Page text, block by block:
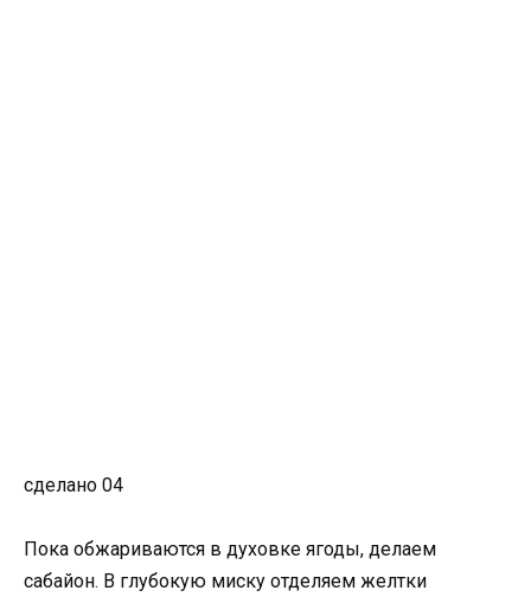
сделано 04
Пока обжариваются в духовке ягоды, делаем
сабайон. В глубокую миску отделяем желтки